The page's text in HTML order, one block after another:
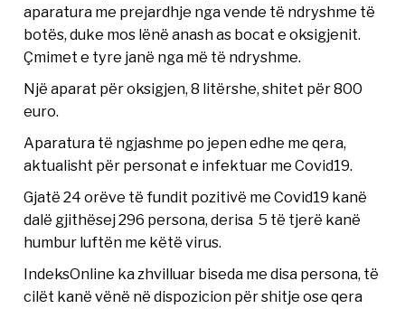
aparatura me prejardhje nga vende të ndryshme të
botës, duke mos lënë anash as bocat e oksigjenit.
Çmimet e tyre janë nga më të ndryshme.
Një aparat për oksigjen, 8 litërshe, shitet për 800
euro.
Aparatura të ngjashme po jepen edhe me qera,
aktualisht për personat e infektuar me Covid19.
Gjatë 24 orëve të fundit pozitivë me Covid19 kanë
dalë gjithësej 296 persona, derisa 5 të tjerë kanë
humbur luftën me këtë virus.
IndeksOnline ka zhvilluar biseda me disa persona, të
cilët kanë vënë në dispozicion për shitje ose qera